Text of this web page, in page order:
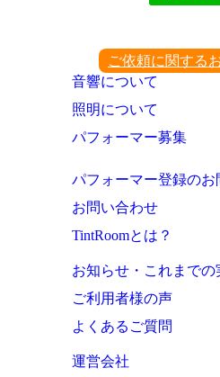
ご依頼に関する
音響について
照明について
パフォーマー募集
パフォーマー登録のお
お問い合わせ
TintRoomとは？
お知らせ・これまでの
ご利用者様の声
よくあるご質問
運営会社